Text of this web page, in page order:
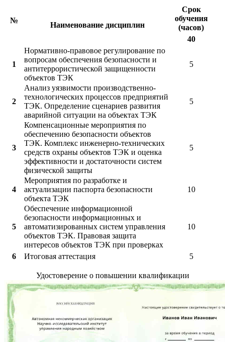
№
Наименование дисциплин
Срок
обучения
(часов)
40
1
Нормативно-правовое регулирование по
вопросам обеспечения безопасности и
антитеррористической защищенности
объектов ТЭК
5
2
Анализ уязвимости производственно-
технологических процессов предприятий
ТЭК. Определение сценариев развития
аварийной ситуации на объектах ТЭК
5
3
Компенсационные мероприятия по
обеспечению безопасности объектов
ТЭК. Комплекс инженерно-технических
средств охраны объектов ТЭК и оценка
эффективности и достаточности систем
физической защиты
5
4
Мероприятия по разработке и
актуализации паспорта безопасности
объекта ТЭК
10
5
Обеспечение информационной
безопасности информационных и
автоматизированных систем управления
объектов ТЭК. Правовая защита
интересов объектов ТЭК при проверках
10
6 Итоговая аттестация 5
Удостоверение о повышении квалификации